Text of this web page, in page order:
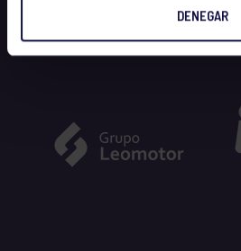
DENEGAR